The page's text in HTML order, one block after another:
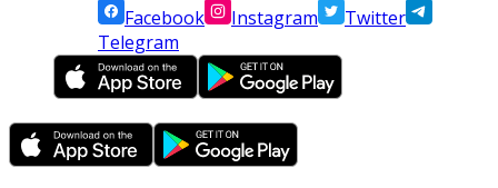
Facebook
Instagram
Twitter
Telegram